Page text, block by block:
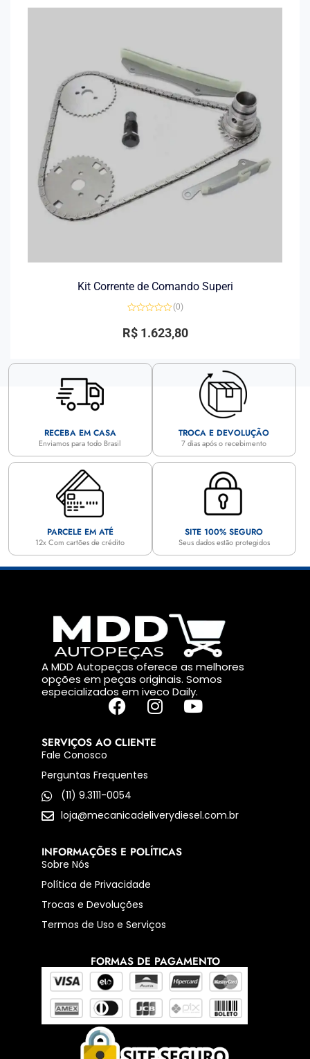
Kit Corrente de Comando Superi
0
de
(0)
R$1.623,80
RECEBA EM CASA
Enviamos para todo Brasil
TROCA E DEVOLUÇÃO
7 dias após o recebimento
PARCELE EM ATÉ
12x Com cartões de crédito
SITE 100% SEGURO
Seus dados estão protegidos
A MDD Autopeças oferece as melhores
opções em peças originais. Somos
especializados em iveco Daily.
SERVIÇOS AO CLIENTE
Fale Conosco
Perguntas Frequentes
(11) 9.3111-0054
loja@mecanicadeliverydiesel.com.br
INFORMAÇÕES E POLÍTICAS
Sobre Nós
Política de Privacidade
Trocas e Devoluções
Termos de Uso e Serviços
FORMAS DE PAGAMENTO